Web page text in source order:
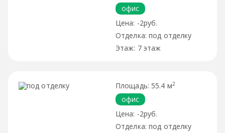
офис
-2руб.
под отделку
7 этаж
55.4 м2
офис
-2руб.
под отделку